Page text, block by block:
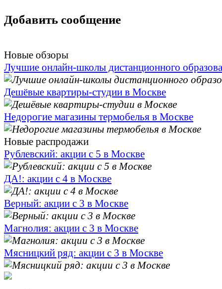
Добавить сообщение
Новые обзоры
Лучшие онлайн-школы дистанционного
Дешёвые квартиры-студии в Москве
Недорогие магазины термобелья в Москве
Новые распродажи
Рублевский: акции с 5 в Москве
ДА!: акции с 4 в Москве
Верный: акции с 3 в Москве
Магнолия: акции с 3 в Москве
Мясницкий ряд: акции с 3 в Москве